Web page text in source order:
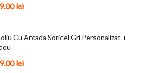
lei
Cu Arcada Soricel Gri Personalizat +
lei